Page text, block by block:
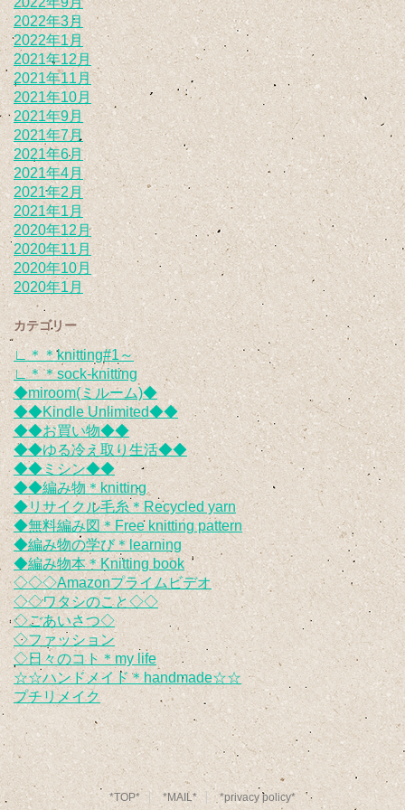
2022年3月
2022年1月
2021年12月
2021年11月
2021年10月
2021年9月
2021年7月
2021年6月
2021年4月
2021年2月
2021年1月
2020年12月
2020年11月
2020年10月
2020年1月
カテゴリー
∟＊＊knitting#1～
∟＊＊sock-knitting
◆miroom(ミルーム)◆
◆◆Kindle Unlimited◆◆
◆◆お買い物◆◆
◆◆ゆる冷え取り生活◆◆
◆◆ミシン◆◆
◆◆編み物＊knitting
◆リサイクル毛糸＊Recycled yarn
◆無料編み図＊Free knitting pattern
◆編み物の学び＊learning
◆編み物本＊Knitting book
◇◇◇Amazonプライムビデオ
◇◇ワタシのこと◇◇
◇ごあいさつ◇
◇ファッション
◇日々のコト＊my life
☆☆ハンドメイド＊handmade☆☆
プチリメイク
*TOP* *MAIL* *privacy policy*